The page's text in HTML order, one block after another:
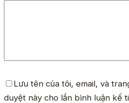
Lưu tên của tôi, email, và
duyệt này cho lần bình luận kế